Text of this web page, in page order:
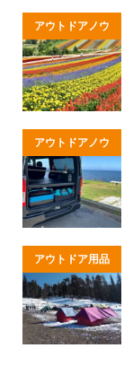
アウトドアノウ
ハウ
アウトドアノウ
ハウ
アウトドア用品